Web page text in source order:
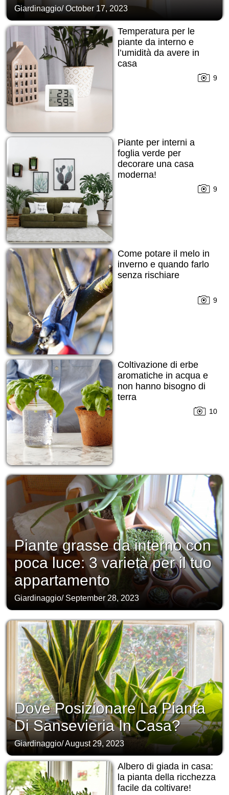
Giardinaggio/October 17, 2023
Temperatura per le
piante da interno e
l’umidità da avere in
casa
9
Piante per interni a
foglia verde per
decorare una casa
moderna!
9
Come potare il melo in
inverno e quando farlo
senza rischiare
9
Coltivazione di erbe
aromatiche in acqua e
non hanno bisogno di
terra
10
Piante grasse da interno con
poca luce: 3 varietà per il tuo
appartamento
Giardinaggio/ September 28, 2023
Dove Posizionare La Pianta
Di Sansevieria In Casa?
Giardinaggio/August 29, 2023
Albero di giada in casa:
la pianta della ricchezza
facile da coltivare!